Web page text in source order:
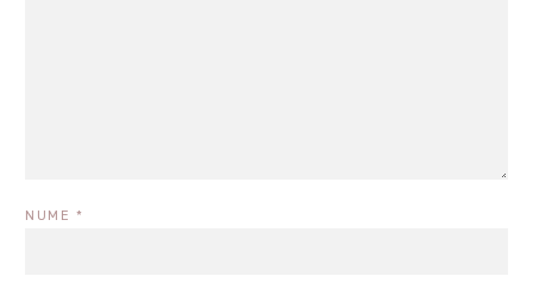
NUME *